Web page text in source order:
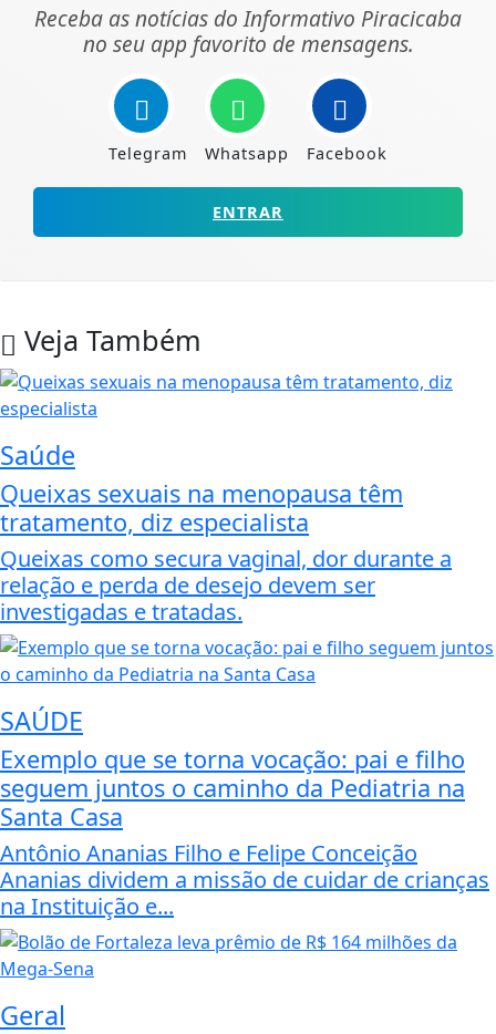
Receba as notícias do Informativo Piracicaba
no seu app favorito de mensagens.
Telegram Whatsapp Facebook
ENTRAR
Veja Também
Saúde
Queixas sexuais na menopausa têm
tratamento, diz especialista
Queixas como secura vaginal, dor durante a
relação e perda de desejo devem ser
investigadas e tratadas.
SAÚDE
Exemplo que se torna vocação: pai e filho
seguem juntos o caminho da Pediatria na
Santa Casa
Antônio Ananias Filho e Felipe Conceição
Ananias dividem a missão de cuidar de crianças
na Instituição e...
Geral